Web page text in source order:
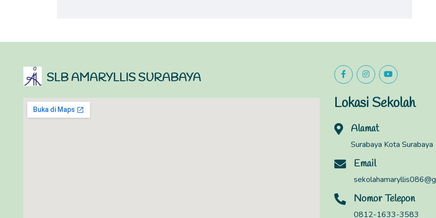
SLB AMARYLLIS SURABAYA
Lokasi Sekolah
Alamat
Surabaya Kota Surabaya
Email
Nomor Telepon
0812-1633-3583